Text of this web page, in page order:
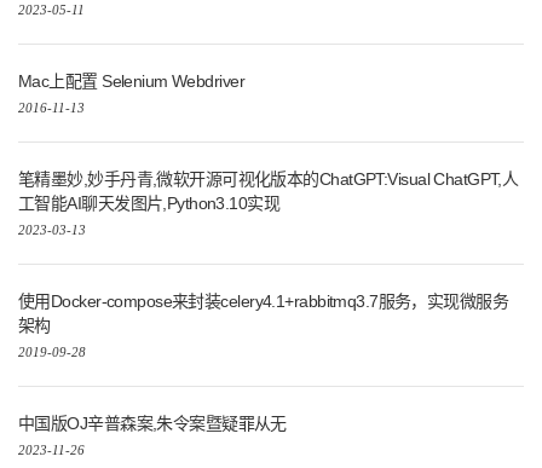
2023-05-11
Mac上配置 Selenium Webdriver
2016-11-13
笔精墨妙,妙手丹青,微软开源可视化版本的ChatGPT:Visual ChatGPT,人
工智能AI聊天发图片,Python3.10实现
2023-03-13
使用Docker-compose来封装celery4.1+rabbitmq3.7服务，实现微服务
架构
2019-09-28
中国版OJ辛普森案,朱令案暨疑罪从无
2023-11-26